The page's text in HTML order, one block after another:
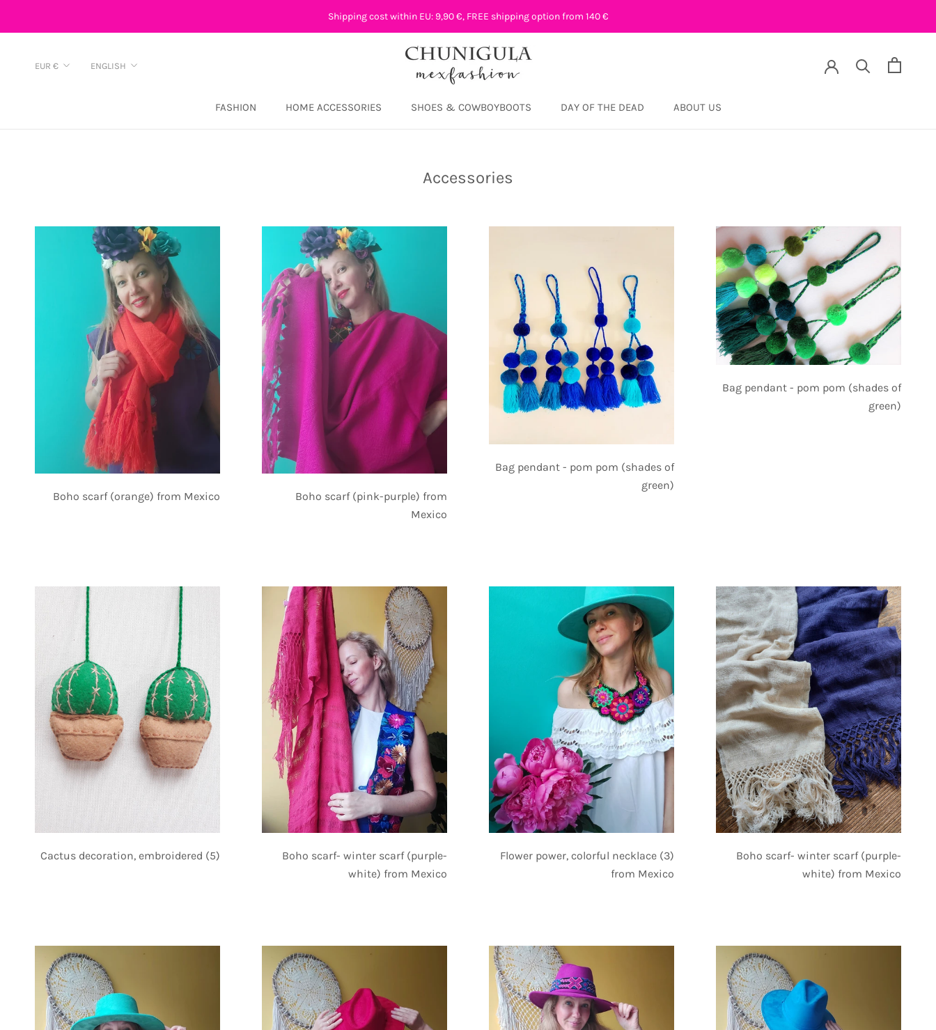
Shipping cost within EU: 9,90 €, FREE shipping option from 140 €
FASHION HOME ACCESSORIES SHOES & COWBOYBOOTS
DAY OF THE DEAD
ABOUT US
Currency
EUR € Language
ENGLISH
Accessories
Boho scarf (orange) from Mexico
Boho scarf (pink-purple) from
Mexico
Bag pendant - pom pom (shades of
green)
Bag pendant - pom pom (shades of
green)
Cactus decoration, embroidered (5)
Boho scarf- winter scarf (purple-
white) from Mexico
Flower power, colorful necklace (3)
from Mexico
Boho scarf- winter scarf (purple-
white) from Mexico